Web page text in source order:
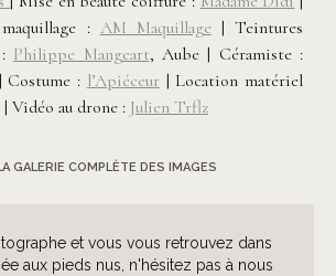
: AM Maquillage | Teintures
Philippe Mangeart, Aube | Céramiste :
| Costume : l’Apiéceur | Location matériel
| Vidéo au drone : Julien Trflz
GALERIE COMPLÈTE DES IMAGES
et vous vous retrouvez dans
aux pieds nus, n'hésitez pas à nous